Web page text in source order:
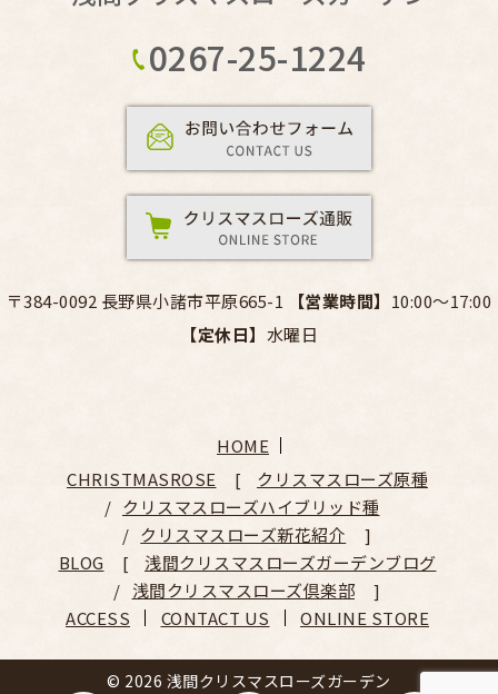
0267-25-1224
〒384-0092 長野県小諸市平原665-1 【営業時間】 10:00～17:00
【定休日】 水曜日
HOME
CHRISTMASROSE
クリスマスローズ原種
クリスマスローズハイブリッド種
クリスマスローズ新花紹介
BLOG
浅間クリスマスローズガーデンブログ
浅間クリスマスローズ倶楽部
ACCESS
CONTACT US ONLINE STORE
© 2026 浅間クリスマスローズガーデン